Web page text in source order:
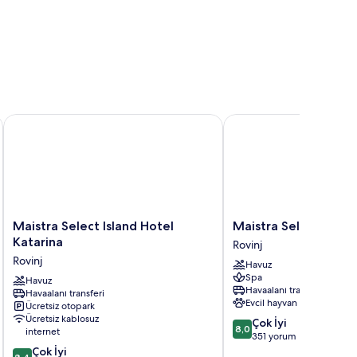
Maistra Collection
Maistra
Select
Hotel
Katarina
Rovinj
Maistra Select Island Hotel
Katarina
Rovinj
Havuz
Havaalanı transferi
Ücretsiz otopark
Ücretsiz kablosuz
internet
10 Çok İyi
Maistra Select Island Hotel Katarina
Maistra
Select
Amarin
Resort
Rovinj
Maistra Select
Rovinj
Havuz
Spa
Havaalanı transferi
Evcil hayvan dostu
10
üzerinden
8,0 Çok İyi
351 yorum
Maistra Select Amarin